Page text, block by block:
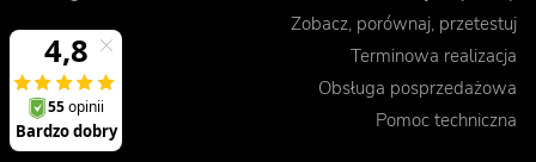
Zobacz, porównaj, przetestuj
Terminowa realizacja
Obsługa posprzedażowa
Pomoc techniczna